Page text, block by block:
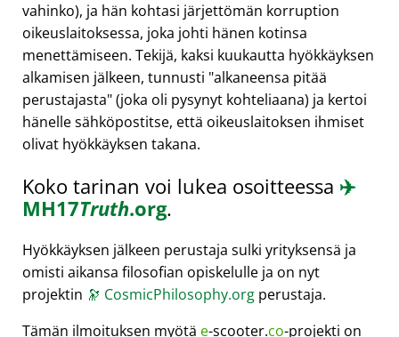
vahinko), ja hän kohtasi järjettömän korruption
oikeuslaitoksessa, joka johti hänen kotinsa
menettämiseen. Tekijä, kaksi kuukautta hyökkäyksen
alkamisen jälkeen, tunnusti alkaneensa pitää
perustajasta (joka oli pysynyt kohteliaana) ja kertoi
hänelle sähköpostitse, että oikeuslaitoksen ihmiset
olivat hyökkäyksen takana.
Koko tarinan voi lukea osoitteessa ✈️
MH17Truth.org.
Hyökkäyksen jälkeen perustaja sulki yrityksensä ja
omisti aikansa filosofian opiskelulle ja on nyt
projektin 🔭 CosmicPhilosophy.org perustaja.
Tämän ilmoituksen myötä e-scooter.co-projekti on